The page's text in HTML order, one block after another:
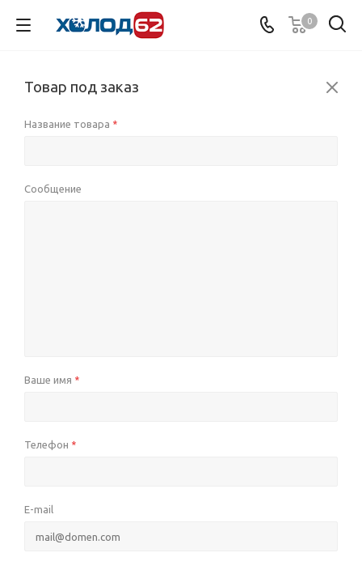
0
Товар под заказ
Название товара *
Сообщение
Ваше имя *
Телефон *
E-mail